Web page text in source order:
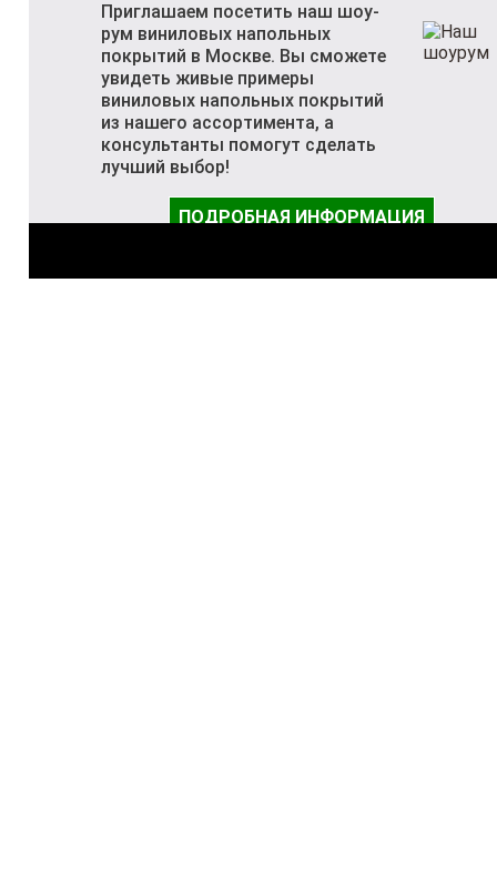
Приглашаем посетить наш шоу-
рум виниловых напольных
покрытий в Москве. Вы сможете
увидеть живые примеры
виниловых напольных покрытий
из нашего ассортимента, а
консультанты помогут сделать
лучший выбор!
ПОДРОБНАЯ ИНФОРМАЦИЯ